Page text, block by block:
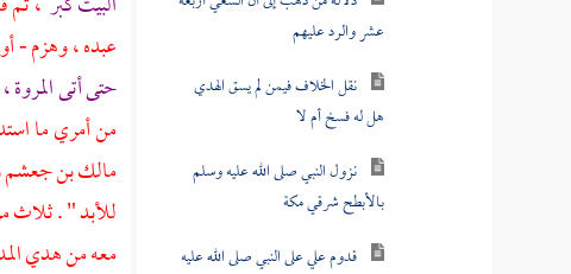
عشر والرد عليهم
نقل الخلاف فيمن لم يسق الهدي
هل له فسخ أم لا
نزول النبي صلى الله عليه وسلم
بالأبطح شرقي مكة
قدوم علي على النبي صلى الله عليه
عبده ، وهزم -
حتى أتىالمروة ،
من أمري ما
مالك بن جعشم
للأبد " .
معه من هدي